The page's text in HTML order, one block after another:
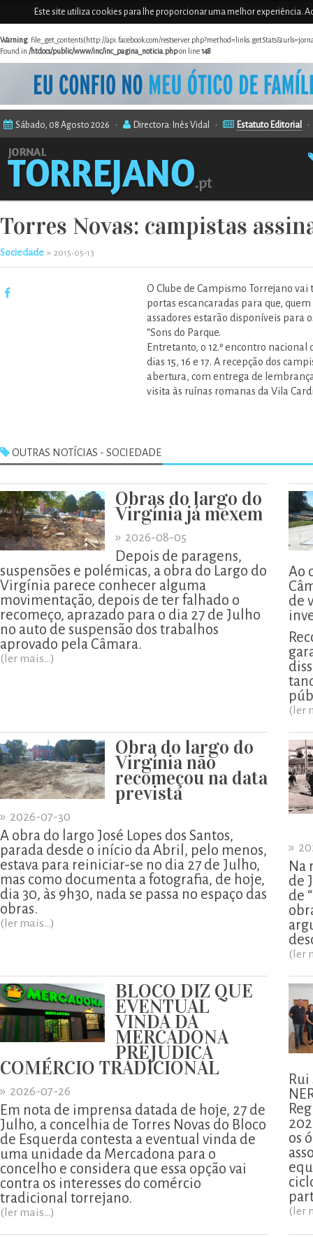
Este site utiliza cookies para lhe proporcionar uma melhor experiência.
Warning: file_get_contents(http://api.facebook.com/
Found in /htdocs/public/www/inc/inc_pagina_noticia.phpon line148
Sábado, 08 Agosto 2026 • Directora: Inês Vidal • Estatuto Editorial
Torres Novas: campistas
Sociedade » 2015-05-13
O Clube de Campismo Torrejano
portas escancaradas para que,
assadores estarão disponíveis para
“Sons do Parque.
Entretanto, o 12.º encontro
dias 15, 16 e 17. A recepção dos
abertura, com entrega de
visita às ruínas romanas da Vila
OUTRAS NOTÍCIAS - SOCIEDADE
Obras do largo do
Virgínia já mexem
» 2026-08-05
Depois de paragens,
suspensões e polémicas, a obra do Largo do
Virgínia parece conhecer alguma
movimentação, depois de ter falhado o
recomeço, aprazado para o dia 27 de Julho
no auto de suspensão dos trabalhos
aprovado pela Câmara.
(ler mais...)
Ao
de
(ler
Obra do largo do
Virgínia não
recomeçou na data
prevista
» 2026-07-30
A obra do largo José Lopes dos Santos,
parada desde o início da Abril, pelo menos,
estava para reiniciar-se no dia 27 de Julho,
mas como documenta a fotografia, de hoje,
dia 30, às 9h30, nada se passa no espaço das
obras.
(ler mais...)
»
Na
de
de
(ler
BLOCO DIZ QUE
EVENTUAL
VINDA DA
MERCADONA
PREJUDICA
COMÉRCIO TRADICIONAL
» 2026-07-26
Em nota de imprensa datada de hoje, 27 de
Julho, a concelhia de Torres Novas do Bloco
de Esquerda contesta a eventual vinda de
uma unidade da Mercadona para o
concelho e considera que essa opção vai
contra os interesses do comércio
tradicional torrejano.
(ler mais...)
os
(ler